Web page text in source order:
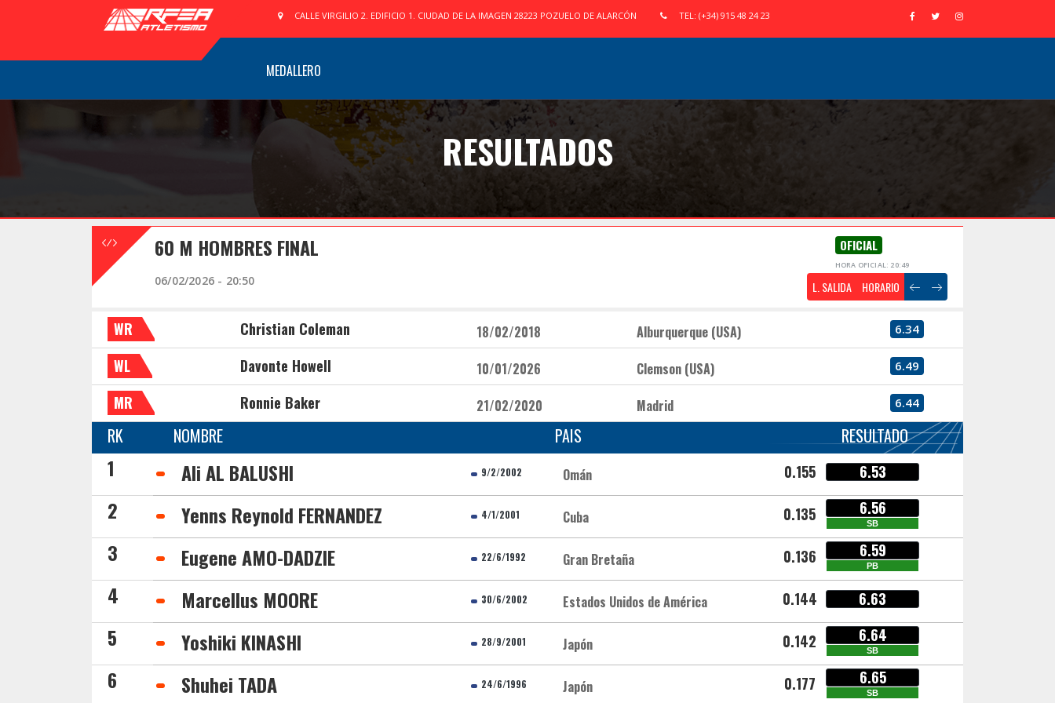
CALLE VIRGILIO 2. EDIFICIO 1. CIUDAD DE LA IMAGEN 28223 POZUELO DE ALARCÓN TEL: (+34) 915 48 24 23
MEDALLERO
RESULTADOS
60 M HOMBRES FINAL OFICIAL
HORA OFICIAL: 20:49
06/02/2026 - 20:50 L. SALIDA HORARIO
WR Christian Coleman 18/02/2018 Alburquerque (USA) 6.34
WL Davonte Howell 10/01/2026 Clemson (USA) 6.49
MR Ronnie Baker 21/02/2020 Madrid 6.44
RK NOMBRE PAIS RESULTADO
1 Ali AL BALUSHI 9/2/2002 Omán 0.155 6.53
2 Yenns Reynold FERNANDEZ 4/1/2001 Cuba 0.135 6.56
SB
3 Eugene AMO-DADZIE 22/6/1992 Gran Bretaña 0.136 6.59
PB
4 Marcellus MOORE 30/6/2002 Estados Unidos de América 0.144 6.63
5 Yoshiki KINASHI 28/9/2001 Japón 0.142 6.64
SB
6 Shuhei TADA 24/6/1996 Japón 0.177 6.65
SB